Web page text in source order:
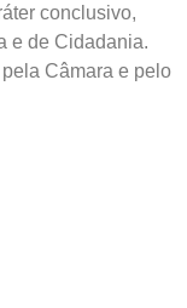
conclusivo,
e de Cidadania.
Câmara e pelo